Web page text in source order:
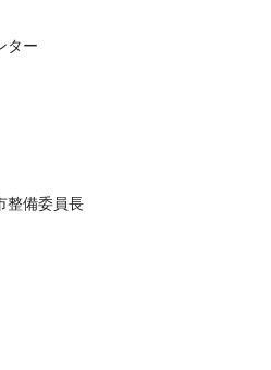
ター
備委員長